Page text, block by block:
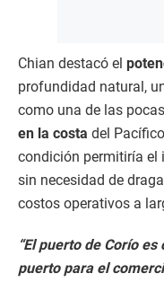
Chian destacó el
profundidad natural,
como una de las
en la costa del
condición permitiría el
sin necesidad de
costos operativos a
“El puerto de Corío
puerto para el